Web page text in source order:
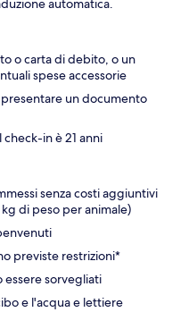
automatica.
o carta di debito, o un
spese accessorie
un documento
in è 21 anni
senza costi aggiuntivi
di peso per animale)
previste restrizioni*
essere sorvegliati
e l'acqua e lettiere